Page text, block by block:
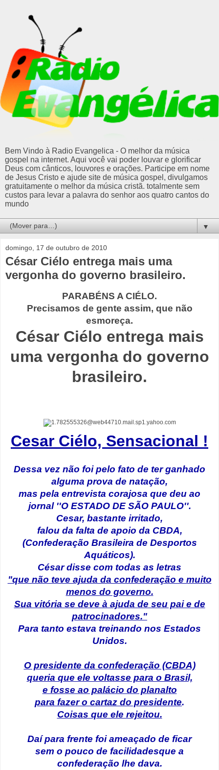
Bem Vindo à Radio Evangelica - O melhor da música
gospel na internet. Aqui você vai poder louvar e glorificar
Deus com cânticos, louvores e orações. Participe em nome
de Jesus Cristo e ajude site de música gospel, divulgamos
gratuitamente o melhor da música cristã. totalmente sem
custos para levar a palavra do senhor aos quatro cantos do
mundo
▼
domingo, 17 de outubro de 2010
César Ciélo entrega mais uma
vergonha do governo brasileiro.
PARABÉNS A CIÉLO.
Precisamos de gente assim, que não
esmoreça.
César Ciélo entrega mais
uma vergonha do governo
brasileiro.
Cesar Ciélo, Sensacional !
Dessa vez não foi pelo fato de ter ganhado
alguma prova de natação,
mas pela entrevista corajosa que deu ao
jornal ''O ESTADO DE SÃO PAULO''.
Cesar, bastante irritado,
falou da falta de apoio da CBDA,
(Confederação Brasileira de Desportos
Aquáticos).
César disse com todas as letras
"que não teve ajuda da confederação e muito
menos do governo.
Sua vitória se deve à ajuda de seu pai e de
patrocinadores."
Para tanto estava treinando nos Estados
Unidos.
O presidente da confederação (CBDA)
queria que ele voltasse para o Brasil,
e fosse ao palácio do planalto
para fazer o cartaz do presidente.
Coisas que ele rejeitou.
Daí para frente foi ameaçado de ficar
sem o pouco de facilidadesque a
confederação lhe dava.